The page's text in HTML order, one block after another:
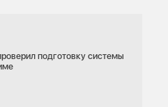
подготовку системы